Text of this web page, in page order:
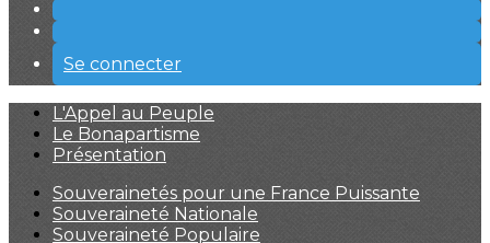
Se connecter
L'Appel au Peuple
Le Bonapartisme
Présentation
Souverainetés pour une France Puissante
Souveraineté Nationale
Souveraineté Populaire